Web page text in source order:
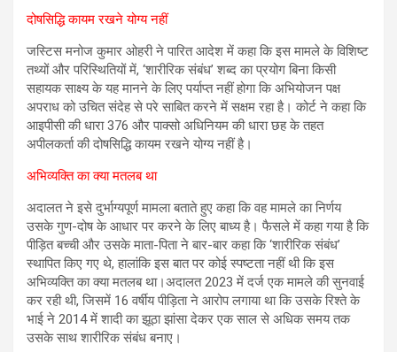
दोषसिद्धि कायम रखने योग्य नहीं
जस्टिस मनोज कुमार ओहरी ने पारित आदेश में कहा कि इस मामले के विशिष्ट
तथ्यों और परिस्थितियों में, ‘शारीरिक संबंध’ शब्द का प्रयोग बिना किसी
सहायक साक्ष्य के यह मानने के लिए पर्याप्त नहीं होगा कि अभियोजन पक्ष
अपराध को उचित संदेह से परे साबित करने में सक्षम रहा है। कोर्ट ने कहा कि
आइपीसी की धारा 376 और पाक्सो अधिनियम की धारा छह के तहत
अपीलकर्ता की दोषसिद्धि कायम रखने योग्य नहीं है।
अभिव्यक्ति का क्या मतलब था
अदालत ने इसे दुर्भाग्यपूर्ण मामला बताते हुए कहा कि वह मामले का निर्णय
उसके गुण-दोष के आधार पर करने के लिए बाध्य है। फैसले में कहा गया है कि
पीड़ित बच्ची और उसके माता-पिता ने बार-बार कहा कि ‘शारीरिक संबंध’
स्थापित किए गए थे, हालांकि इस बात पर कोई स्पष्टता नहीं थी कि इस
अभिव्यक्ति का क्या मतलब था।अदालत 2023 में दर्ज एक मामले की सुनवाई
कर रही थी, जिसमें 16 वर्षीय पीड़िता ने आरोप लगाया था कि उसके रिश्ते के
भाई ने 2014 में शादी का झूठा झांसा देकर एक साल से अधिक समय तक
उसके साथ शारीरिक संबंध बनाए।